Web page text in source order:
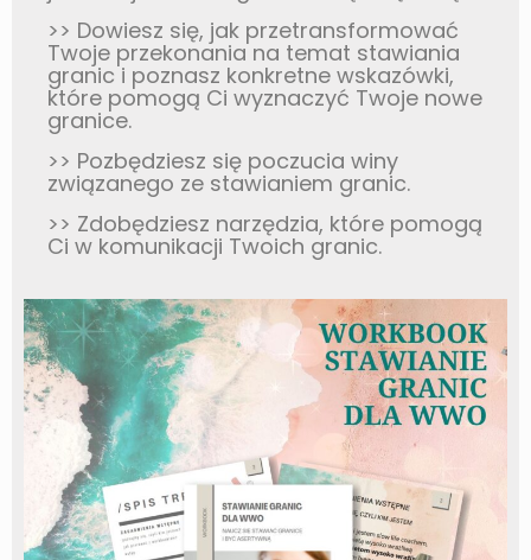
>> Dowiesz się, jak przetransformować
Twoje przekonania na temat stawiania
granic i poznasz konkretne wskazówki,
które pomogą Ci wyznaczyć Twoje nowe
granice.
>> Pozbędziesz się poczucia winy
związanego ze stawianiem granic.
>> Zdobędziesz narzędzia, które pomogą
Ci w komunikacji Twoich granic.